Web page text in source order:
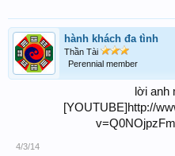
hành khách đa tình
Thần Tài
Perennial member
lời anh
[YOUTUBE]http://
4/3/14